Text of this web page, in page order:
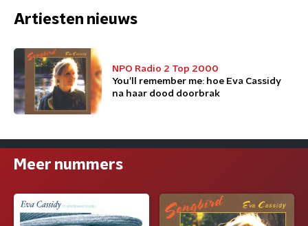
Artiesten nieuws
NPO Radio 2 Top 2000
You’ll remember me: hoe Eva Cassidy
na haar dood doorbrak
Meer nummers